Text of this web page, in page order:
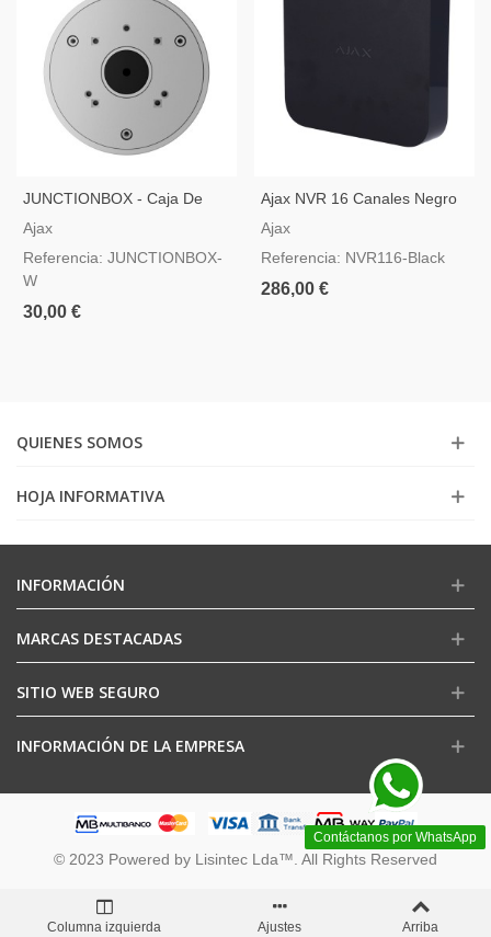
JUNCTIONBOX - Caja De
Conexión Para Cámaras Ajax
Ajax
Referencia: JUNCTIONBOX-
W
30,00 €
Ajax NVR 16 Canales Negro
— Grabador De Vídeo IP
Ajax
Referencia: NVR116-Black
286,00 €
QUIENES SOMOS
HOJA INFORMATIVA
Contáctanos por WhatsApp
INFORMACIÓN
MARCAS DESTACADAS
SITIO WEB SEGURO
INFORMACIÓN DE LA EMPRESA
© 2023 Powered by Lisintec Lda™. All Rights Reserved
Columna izquierda Ajustes Arriba